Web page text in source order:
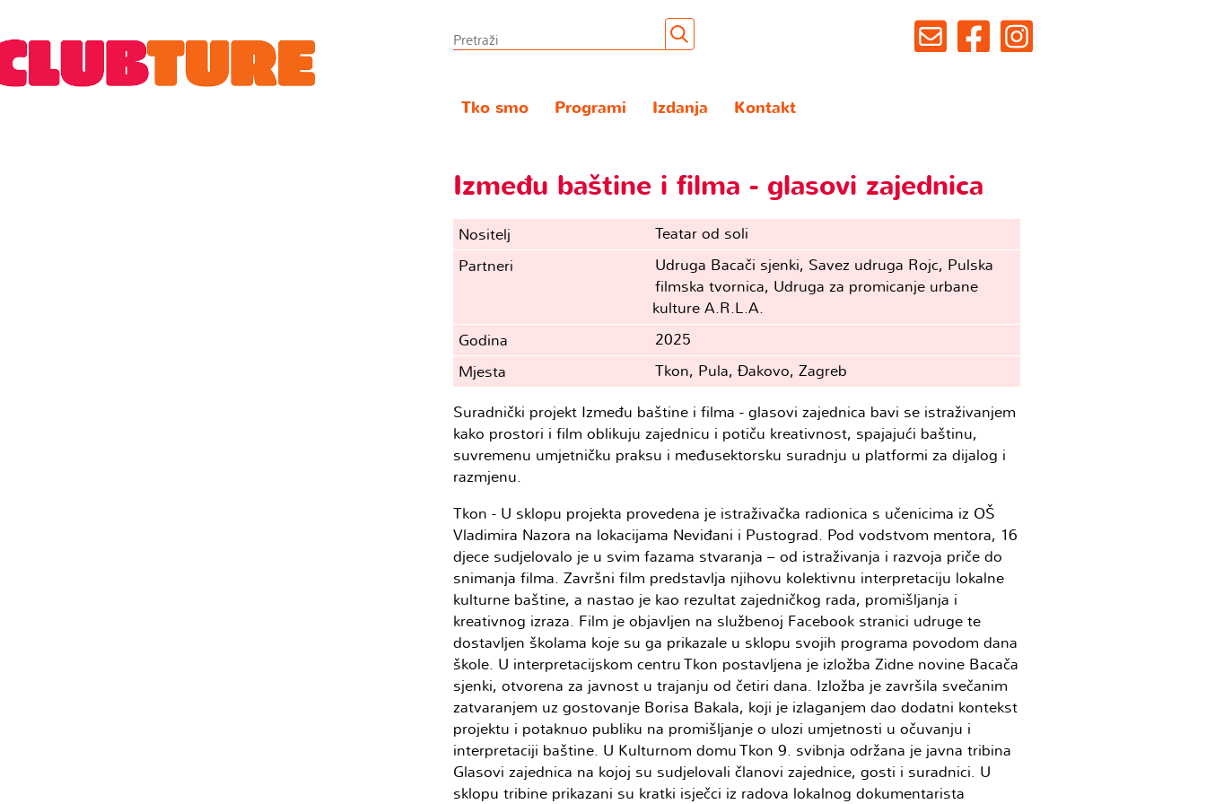
Tko smo Programi Izdanja Kontakt
Između baštine i filma - glasovi zajednica
Nositelj
Teatar od soli
Partneri
Udruga Bacači sjenki, Savez udruga Rojc, Pulska
filmska tvornica, Udruga za promicanje urbane
kulture A.R.L.A.
Godina
2025
Mjesta
Tkon, Pula, Đakovo, Zagreb
Suradnički projekt Između baštine i filma - glasovi zajednica bavi se istraživanjem
kako prostori i film oblikuju zajednicu i potiču kreativnost, spajajući baštinu,
suvremenu umjetničku praksu i međusektorsku suradnju u platformi za dijalog i
razmjenu.
Tkon - U sklopu projekta provedena je istraživačka radionica s učenicima iz OŠ
Vladimira Nazora na lokacijama Neviđani i Pustograd. Pod vodstvom mentora, 16
djece sudjelovalo je u svim fazama stvaranja – od istraživanja i razvoja priče do
snimanja filma. Završni film predstavlja njihovu kolektivnu interpretaciju lokalne
kulturne baštine, a nastao je kao rezultat zajedničkog rada, promišljanja i
kreativnog izraza. Film je objavljen na službenoj Facebook stranici udruge te
dostavljen školama koje su ga prikazale u sklopu svojih programa povodom dana
škole. U interpretacijskom centru Tkon postavljena je izložba Zidne novine Bacača
sjenki, otvorena za javnost u trajanju od četiri dana. Izložba je završila svečanim
zatvaranjem uz gostovanje Borisa Bakala, koji je izlaganjem dao dodatni kontekst
projektu i potaknuo publiku na promišljanje o ulozi umjetnosti u očuvanju i
interpretaciji baštine. U Kulturnom domu Tkon 9. svibnja održana je javna tribina
Glasovi zajednica na kojoj su sudjelovali članovi zajednice, gosti i suradnici. U
sklopu tribine prikazani su kratki isječci iz radova lokalnog dokumentarista